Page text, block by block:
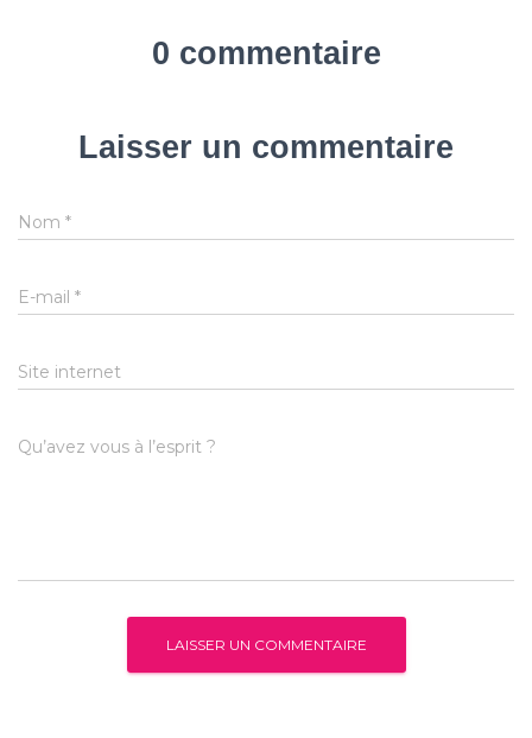
0 commentaire
Laisser un commentaire
Nom *
E-mail *
Site internet
Qu’avez vous à l’esprit ?